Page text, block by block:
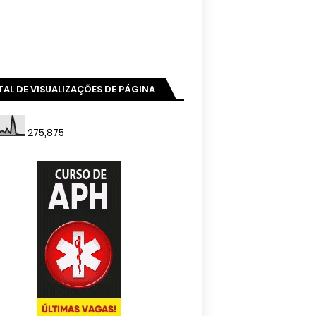
DE VISUALIZAÇÕES DE PÁGINA
275,875